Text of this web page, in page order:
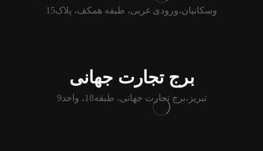
وسکانیان،ورودی غربی، طبقه همکف، پلاک15
برج تجارت جهانی
تبریز،برج تجارت جهانی، طبقه18، واحد9